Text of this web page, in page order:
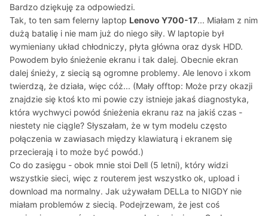
Bardzo dziękuję za odpowiedzi.
Tak, to ten sam felerny laptop Lenovo Y700-17... Miałam z nim
dużą batalię i nie mam już do niego siły. W laptopie był
wymieniany układ chłodniczy, płyta główna oraz dysk HDD.
Powodem było śnieżenie ekranu i tak dalej. Obecnie ekran
dalej śnieży, z siecią są ogromne problemy. Ale lenovo i xkom
twierdzą, że działa, więc cóż... (Mały offtop: Może przy okazji
znajdzie się ktoś kto mi powie czy istnieje jakaś diagnostyka,
która wychwyci powód śnieżenia ekranu raz na jakiś czas -
niestety nie ciągle? Słyszałam, że w tym modelu często
połączenia w zawiasach między klawiaturą i ekranem się
przecierają i to może być powód.)
Co do zasięgu - obok mnie stoi Dell (5 letni), który widzi
wszystkie sieci, więc z routerem jest wszystko ok, upload i
download ma normalny. Jak używałam DELLa to NIGDY nie
miałam problemów z siecią. Podejrzewam, że jest coś